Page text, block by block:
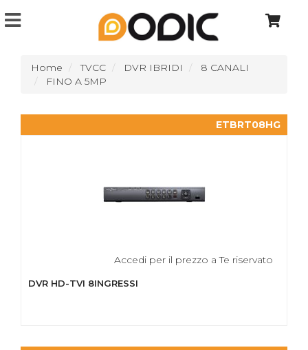
Home TVCC DVR IBRIDI
8 CANALI
FINO A 5MP
ETBRT08HG
Accedi per il prezzo a Te riservato
DVR HD-TVI 8INGRESSI